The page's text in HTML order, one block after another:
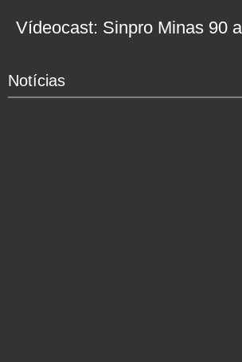
Vídeocast: Sinpro Minas 90
Notícias